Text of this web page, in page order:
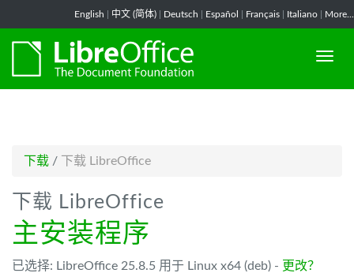
English 中文 (简体) Deutsch Español Français Italiano More...
下载 / 下载 LibreOffice
下载 LibreOffice
主安装程序
已选择: LibreOffice 25.8.5 用于 Linux x64 (deb) - 更改？